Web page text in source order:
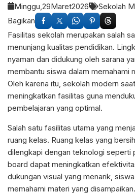
Minggu, 29Maret2026 Sekolah
Bagikan
Fasilitas sekolah merupakan salah
menunjang kualitas pendidikan.
nyaman dan didukung oleh sarana
membantu siswa dalam memahami
Oleh karena itu, sekolah modern
meningkatkan fasilitas guna
pembelajaran yang optimal.
Salah satu fasilitas utama yang
ruang kelas. Ruang kelas yang
dilengkapi dengan teknologi seperti
board dapat meningkatkan
dukungan visual yang menarik,
memahami materi yang disampaikan.